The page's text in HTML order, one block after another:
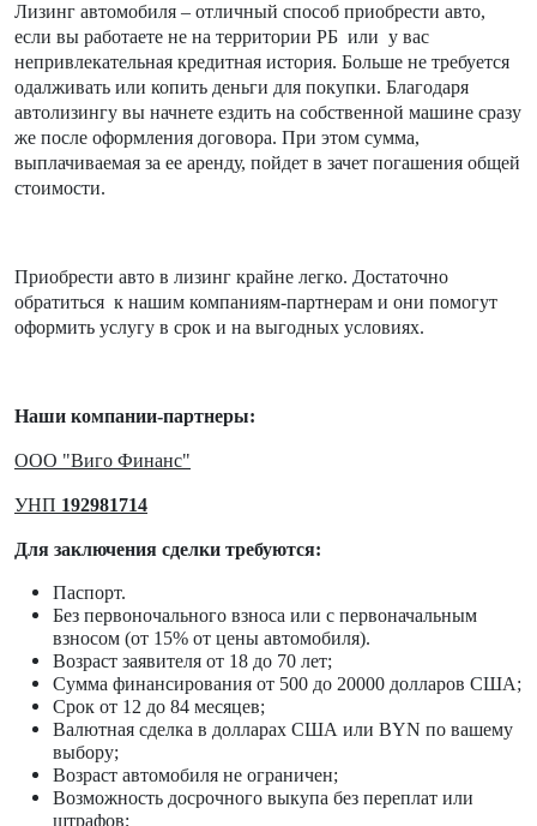
Лизинг автомобиля – отличный способ приобрести авто,
если вы работаете не на территории РБ или у вас
непривлекательная кредитная история. Больше не требуется
одалживать или копить деньги для покупки. Благодаря
автолизингу вы начнете ездить на собственной машине сразу
же после оформления договора. При этом сумма,
выплачиваемая за ее аренду, пойдет в зачет погашения общей
стоимости.
Приобрести авто в лизинг крайне легко. Достаточно
обратиться к нашим компаниям-партнерам и они помогут
оформить услугу в срок и на выгодных условиях.
Наши компании-партнеры:
ООО "Виго Финанс"
УНП 192981714
Для заключения сделки требуются:
Паспорт.
Без первоночального взноса или с первоначальным
взносом (от 15% от цены автомобиля).
Возраст заявителя от 18 до 70 лет;
Сумма финансирования от 500 до 20000 долларов США;
Срок от 12 до 84 месяцев;
Валютная сделка в долларах США или BYN по вашему
выбору;
Возраст автомобиля не ограничен;
Возможность досрочного выкупа без переплат или
штрафов;